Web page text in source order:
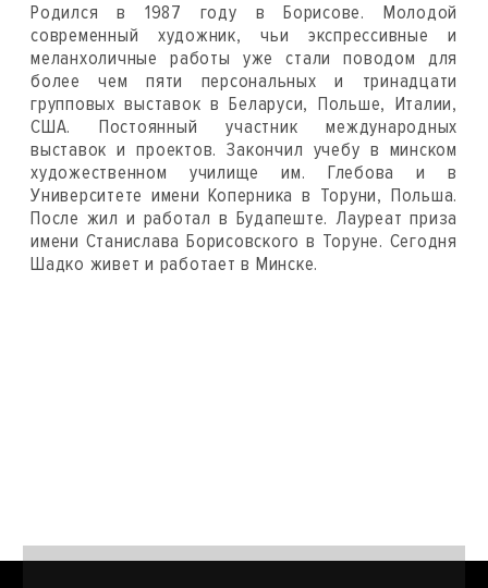
Родился в 1987 году в Борисове. Молодой
современный художник, чьи экспрессивные и
меланхоличные работы уже стали поводом для
более чем пяти персональных и тринадцати
групповых выставок в Беларуси, Польше, Италии,
США. Постоянный участник международных
выставок и проектов. Закончил учебу в минском
художественном училище им. Глебова и в
Университете имени Коперника в Торуни, Польша.
После жил и работал в Будапеште. Лауреат приза
имени Станислава Борисовского в Торуне. Сегодня
Шадко живет и работает в Минске.